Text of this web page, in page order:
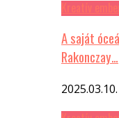
A saját
Rakonczay…
2025.03.10.